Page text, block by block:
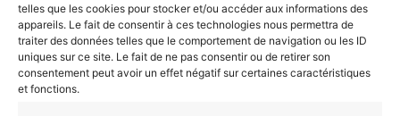
telles que les cookies pour stocker et/ou accéder aux informations des
appareils. Le fait de consentir à ces technologies nous permettra de
traiter des données telles que le comportement de navigation ou les ID
uniques sur ce site. Le fait de ne pas consentir ou de retirer son
consentement peut avoir un effet négatif sur certaines caractéristiques
et fonctions.
AUTRES INFORMATIONS
-Produits et services
-REMA Surface Protection